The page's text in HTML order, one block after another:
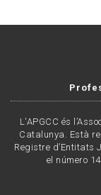
L'APGCC és
Catalunya. Està
Registre d’Entitats
el número